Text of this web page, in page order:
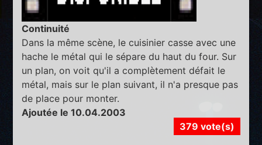
Continuité
Dans la même scène, le cuisinier casse avec une
hache le métal qui le sépare du haut du four. Sur
un plan, on voit qu'il a complètement défait le
métal, mais sur le plan suivant, il n'a presque pas
de place pour monter.
Ajoutée le 10.04.2003
379 vote(s)